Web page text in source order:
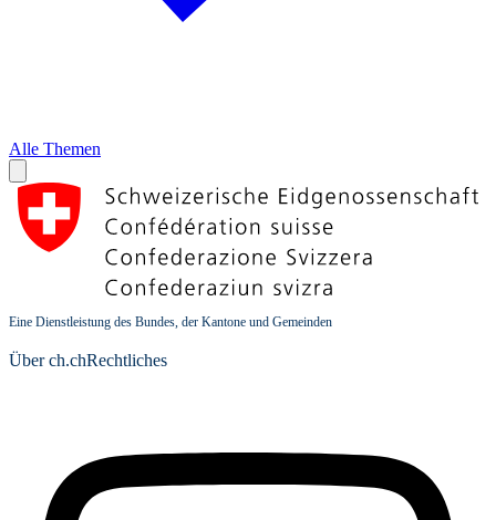
Alle Themen
Eine Dienstleistung des Bundes, der Kantone und Gemeinden
Über ch.chRechtliches